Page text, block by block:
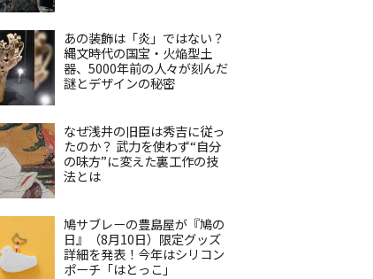
あの装飾は「炎」ではない？
縄文時代の国宝・火焔型土
器、5000年前の人々が刻んだ
謎とデザインの秘密
なぜ浅井の旧臣は秀吉に従っ
たのか？ 武力を使わず“自分
の味方”に変えた裏工作の技
法とは
鳩サブレーの豊島屋が『鳩の
日』（8月10日）限定グッズ
詳細を発表！今年はシリコン
ポーチ「はとっこ」